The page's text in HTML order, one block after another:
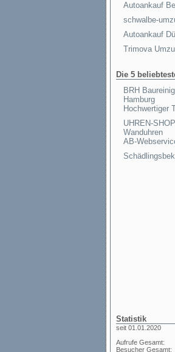
Autoankauf
schwalbe-
Autoankauf
Trimova
Die 5
BRH
Hamburg
Hochwertiger
UHREN-
Wanduhren
AB-
Statistik
seit 01.01.2020
Aufrufe Gesamt:
Besucher Gesamt: